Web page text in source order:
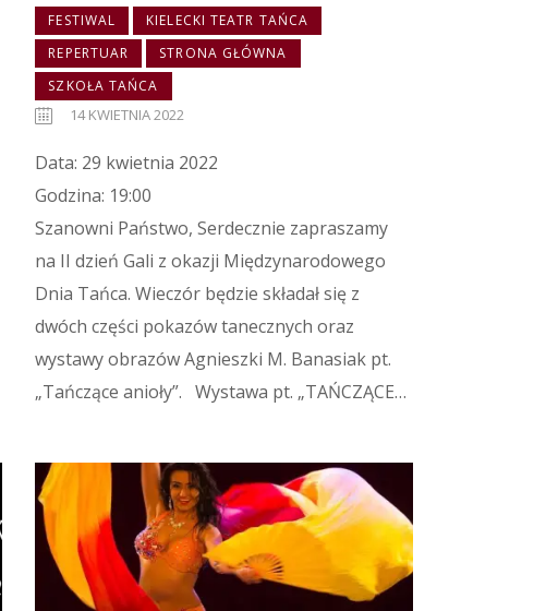
FESTIWAL
KIELECKI TEATR TAŃCA
REPERTUAR
STRONA GŁÓWNA
SZKOŁA TAŃCA
14 KWIETNIA 2022
Data: 29 kwietnia 2022
Godzina: 19:00
Szanowni Państwo, Serdecznie zapraszamy
na II dzień Gali z okazji Międzynarodowego
Dnia Tańca. Wieczór będzie składał się z
dwóch części pokazów tanecznych oraz
wystawy obrazów Agnieszki M. Banasiak pt.
„Tańczące anioły”. Wystawa pt. „TAŃCZĄCE…